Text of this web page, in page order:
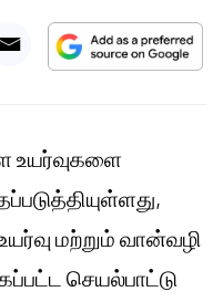
உயர்வுகளை
மற்றும் வான்வழி
செயல்பாட்டு